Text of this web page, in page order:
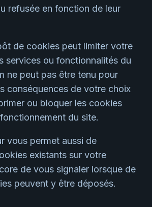
refusée en fonction de leur
de cookies peut limiter votre
services ou fonctionnalités du
ne peut pas être tenu pour
conséquences de votre choix
ou bloquer les cookies
du site.
vous permet aussi de
existants sur votre
de vous signaler lorsque de
peuvent y être déposés.